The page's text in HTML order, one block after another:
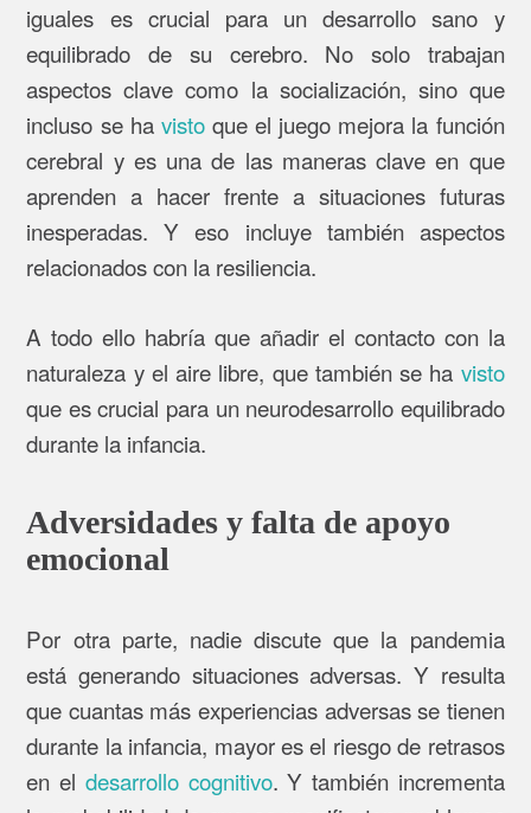
iguales es crucial para un desarrollo sano y
equilibrado de su cerebro. No solo trabajan
aspectos clave como la socialización, sino que
incluso se ha vistoque el juego mejora la función
cerebral y es una de las maneras clave en que
aprenden a hacer frente a situaciones futuras
inesperadas. Y eso incluye también aspectos
relacionados con la resiliencia.
A todo ello habría que añadir el contacto con la
naturaleza y el aire libre, que también se ha visto
que es crucial para un neurodesarrollo equilibrado
durante la infancia.
Adversidades y falta de apoyo
emocional
Por otra parte, nadie discute que la pandemia
está generando situaciones adversas. Y resulta
que cuantas más experiencias adversas se tienen
durante la infancia, mayor es el riesgo de retrasos
en el desarrollo cognitivo. Y también incrementa